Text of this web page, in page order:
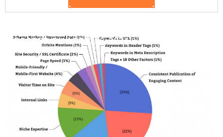
POSTED ONAPRIL 16, 2024